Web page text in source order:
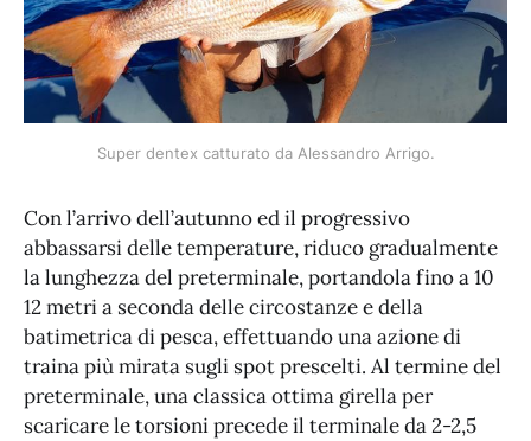
Super dentex catturato da Alessandro Arrigo.
Con l’arrivo dell’autunno ed il progressivo
abbassarsi delle temperature, riduco gradualmente
la lunghezza del preterminale, portandola fino a 10
12 metri a seconda delle circostanze e della
batimetrica di pesca, effettuando una azione di
traina più mirata sugli spot prescelti. Al termine del
preterminale, una classica ottima girella per
scaricare le torsioni precede il terminale da 2-2,5